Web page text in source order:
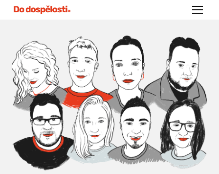
Menu